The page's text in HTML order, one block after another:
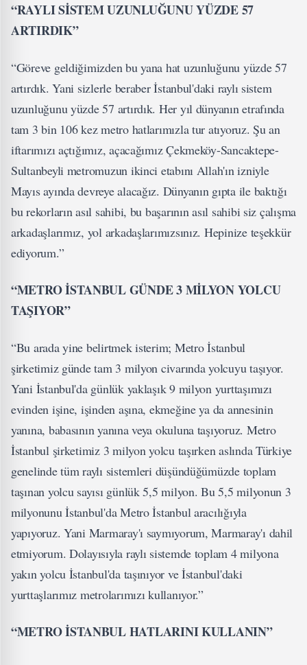
“RAYLI SİSTEM UZUNLUĞUNU YÜZDE 57
ARTIRDIK”
“Göreve geldiğimizden bu yana hat uzunluğunu yüzde 57
artırdık. Yani sizlerle beraber İstanbul'daki raylı sistem
uzunluğunu yüzde 57 artırdık. Her yıl dünyanın etrafında
tam 3 bin 106 kez metro hatlarımızla tur atıyoruz. Şu an
iftarımızı açtığımız, açacağımız Çekmeköy-Sancaktepe-
Sultanbeyli metromuzun ikinci etabını Allah'ın izniyle
Mayıs ayında devreye alacağız. Dünyanın gıpta ile baktığı
bu rekorların asıl sahibi, bu başarının asıl sahibi siz çalışma
arkadaşlarımız, yol arkadaşlarımızsınız. Hepinize teşekkür
ediyorum.”
“METRO İSTANBUL GÜNDE 3 MİLYON YOLCU
TAŞIYOR”
“Bu arada yine belirtmek isterim; Metro İstanbul
şirketimiz günde tam 3 milyon civarında yolcuyu taşıyor.
Yani İstanbul'da günlük yaklaşık 9 milyon yurttaşımızı
evinden işine, işinden aşına, ekmeğine ya da annesinin
yanına, babasının yanına veya okuluna taşıyoruz. Metro
İstanbul şirketimiz 3 milyon yolcu taşırken aslında Türkiye
genelinde tüm raylı sistemleri düşündüğümüzde toplam
taşınan yolcu sayısı günlük 5,5 milyon. Bu 5,5 milyonun 3
milyonunu İstanbul'da Metro İstanbul aracılığıyla
yapıyoruz. Yani Marmaray'ı saymıyorum, Marmaray'ı dahil
etmiyorum. Dolayısıyla raylı sistemde toplam 4 milyona
yakın yolcu İstanbul'da taşınıyor ve İstanbul'daki
yurttaşlarımız metrolarımızı kullanıyor.”
“METRO İSTANBUL HATLARINI KULLANIN”